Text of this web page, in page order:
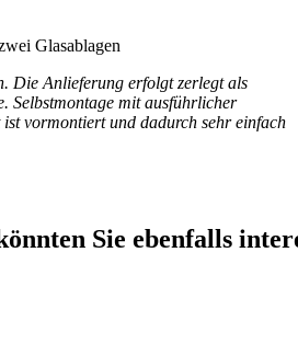
Glasablagen
Die Anlieferung erfolgt zerlegt als
Selbstmontage mit ausführlicher
vormontiert und dadurch sehr einfach
Sie ebenfalls